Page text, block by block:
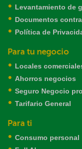
Levantamiento de
Documentos
Política de
Para tu negocio
Locales
Ahorros negocios
Seguro Negocio
Tarifario General
Para ti
Consumo personal